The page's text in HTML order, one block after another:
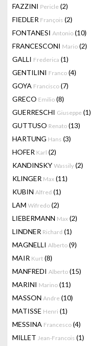
FAZZINI Pericle (2)
FIEDLER François (2)
FONTANESI Antonio (10)
FRANCESCONI Mario (2)
GALLI Frederica (1)
GENTILINI Franco (4)
GOYA Francisco (7)
GRECO Emilio (8)
GUERRESCHI Giuseppe (1)
GUTTUSO Renato (13)
HARTUNG Hans (3)
HOFER Karl (2)
KANDINSKY Wassily (2)
KLINGER Max (11)
KUBIN Alfred (1)
LAM Wifredo (2)
LIEBERMANN Max (2)
LINDNER Richard (1)
MAGNELLI Alberto (9)
MAIR Kurt (8)
MANFREDI Alberto (15)
MARINI Marino (11)
MASSON Andre (10)
MATISSE Henri (1)
MESSINA Francesco (4)
MILLET Jean-Francois (1)